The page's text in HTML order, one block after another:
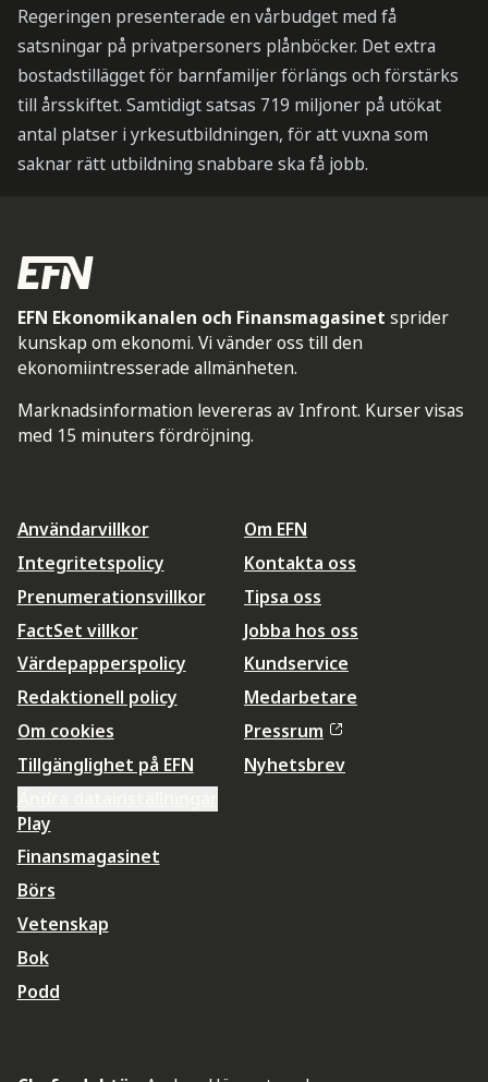
Regeringen presenterade en vårbudget med få
satsningar på privatpersoners plånböcker. Det extra
bostadstillägget för barnfamiljer förlängs och förstärks
till årsskiftet. Samtidigt satsas 719 miljoner på utökat
antal platser i yrkesutbildningen, för att vuxna som
saknar rätt utbildning snabbare ska få jobb.
EFN Ekonomikanalen och Finansmagasinet sprider
kunskap om ekonomi. Vi vänder oss till den
ekonomiintresserade allmänheten.
Marknadsinformation levereras av Infront. Kurser visas
med 15 minuters fördröjning.
Användarvillkor
Integritetspolicy
Prenumerationsvillkor
FactSet villkor
Värdepapperspolicy
Redaktionell policy
Om cookies
Tillgänglighet på EFN
Om EFN
Kontakta oss
Tipsa oss
Jobba hos oss
Kundservice
Medarbetare
Pressrum
Nyhetsbrev
Play
Finansmagasinet
Börs
Vetenskap
Bok
Podd